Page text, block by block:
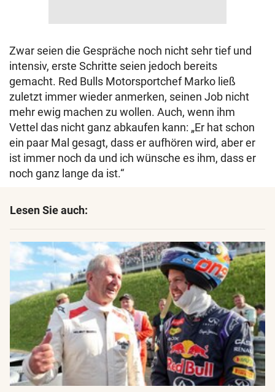
Zwar seien die Gespräche noch nicht sehr tief und
intensiv, erste Schritte seien jedoch bereits
gemacht. Red Bulls Motorsportchef Marko ließ
zuletzt immer wieder anmerken, seinen Job nicht
mehr ewig machen zu wollen. Auch, wenn ihm
Vettel das nicht ganz abkaufen kann: „Er hat schon
ein paar Mal gesagt, dass er aufhören wird, aber er
ist immer noch da und ich wünsche es ihm, dass er
noch ganz lange da ist.“
Lesen Sie auch: